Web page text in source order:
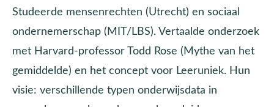
Studeerde mensenrechten (Utrecht) en sociaal
ondernemerschap (MIT/LBS). Vertaalde onderzoek
met Harvard-professor Todd Rose (Mythe van het
gemiddelde) en het concept voor Leeruniek. Hun
visie: verschillende typen onderwijsdata in